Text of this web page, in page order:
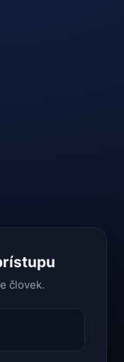
človek.